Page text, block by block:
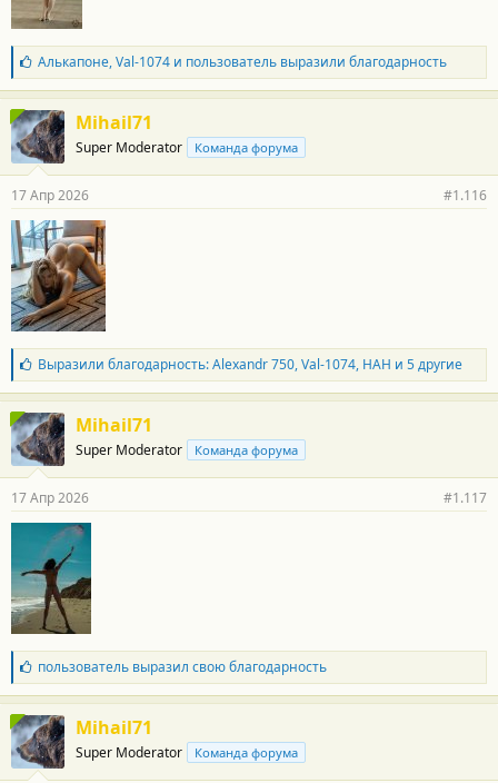
Б
л
а
г
о
д
а
н
о
с
т
и
:
Алькапоне,Val-1074и пользовательвыразили благодарность
Mihail71
Super Moderator Команда форума
17 Апр 2026 #1.116
Б
л
а
г
о
д
а
н
о
т
и
:
Выразили благодарность:Alexandr 750,Val-1074, НАН и 5 другие
Mihail71
Super Moderator Команда форума
17 Апр 2026 #1.117
Б
л
а
г
о
д
а
пользовательвыразил свою благодарность
Mihail71
Super Moderator Команда форума